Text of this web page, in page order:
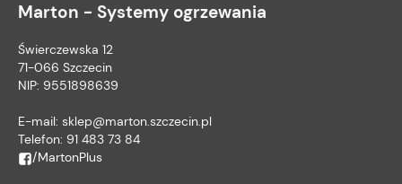
Marton - Systemy ogrzewania
Świerczewska 12
71-066 Szczecin
NIP: 9551898639
E-mail: sklep@marton.szczecin.pl
Telefon: 91 483 73 84
/MartonPlus